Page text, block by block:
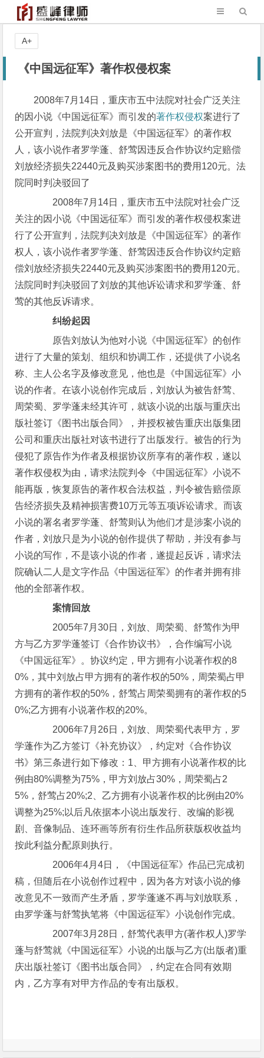
《中国远征军》著作权侵权案
2008年7月14日，重庆市五中法院对社会广泛关注
的因小说《中国远征军》而引发的著作权侵权案进行了
公开宣判，法院判决刘放是《中国远征军》的著作权
人，该小说作者罗学蓬、舒莺因违反合作协议约定赔偿
刘放经济损失22440元及购买涉案图书的费用120元。法
院同时判决驳回了
2008年7月14日，重庆市五中法院对社会广泛
关注的因小说《中国远征军》而引发的著作权侵权案进
行了公开宣判，法院判决刘放是《中国远征军》的著作
权人，该小说作者罗学蓬、舒莺因违反合作协议约定赔
偿刘放经济损失22440元及购买涉案图书的费用120元。
法院同时判决驳回了刘放的其他诉讼请求和罗学蓬、舒
莺的其他反诉请求。
纠纷起因
原告刘放认为他对小说《中国远征军》的创作
进行了大量的策划、组织和协调工作，还提供了小说名
称、主人公名字及修改意见，他也是《中国远征军》小
说的作者。在该小说创作完成后，刘放认为被告舒莺、
周荣蜀、罗学蓬未经其许可，就该小说的出版与重庆出
版社签订《图书出版合同》，并授权被告重庆出版集团
公司和重庆出版社对该书进行了出版发行。被告的行为
侵犯了原告作为作者及根据协议所享有的著作权，遂以
著作权侵权为由，请求法院判令《中国远征军》小说不
能再版，恢复原告的著作权合法权益，判令被告赔偿原
告经济损失及精神损害费10万元等五项诉讼请求。而该
小说的署名者罗学蓬、舒莺则认为他们才是涉案小说的
作者，刘放只是为小说的创作提供了帮助，并没有参与
小说的写作，不是该小说的作者，遂提起反诉，请求法
院确认二人是文字作品《中国远征军》的作者并拥有排
他的全部著作权。
案情回放
2005年7月30日，刘放、周荣蜀、舒莺作为甲
方与乙方罗学蓬签订《合作协议书》，合作编写小说
《中国远征军》。协议约定，甲方拥有小说著作权的8
0%，其中刘放占甲方拥有的著作权的50%，周荣蜀占甲
方拥有的著作权的50%，舒莺占周荣蜀拥有的著作权的5
0%;乙方拥有小说著作权的20%。
2006年7月26日，刘放、周荣蜀代表甲方，罗
学蓬作为乙方签订《补充协议》，约定对《合作协议
书》第三条进行如下修改：1、甲方拥有小说著作权的比
例由80%调整为75%，甲方刘放占30%，周荣蜀占2
5%，舒莺占20%;2、乙方拥有小说著作权的比例由20%
调整为25%;以后凡依据本小说出版发行、改编的影视
剧、音像制品、连环画等所有衍生作品所获版权收益均
按此利益分配原则执行。
2006年4月4日，《中国远征军》作品已完成初
稿，但随后在小说创作过程中，因为各方对该小说的修
改意见不一致而产生矛盾，罗学蓬遂不再与刘放联系，
由罗学蓬与舒莺执笔将《中国远征军》小说创作完成。
2007年3月28日，舒莺代表甲方(著作权人)罗学
蓬与舒莺就《中国远征军》小说的出版与乙方(出版者)重
庆出版社签订《图书出版合同》，约定在合同有效期
内，乙方享有对甲方作品的专有出版权。
A+